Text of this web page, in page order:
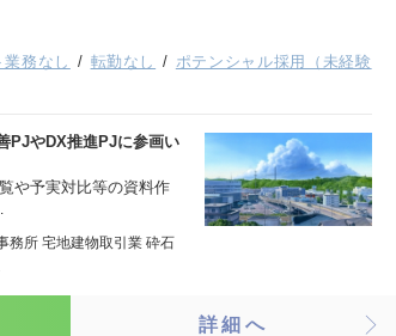
務なし 転勤なし
ポテンシャル採用（未経験
PJやDX推進PJに参画い
や予実対比等の資料作
務所 宅地建物取引業 砕石
詳細へ